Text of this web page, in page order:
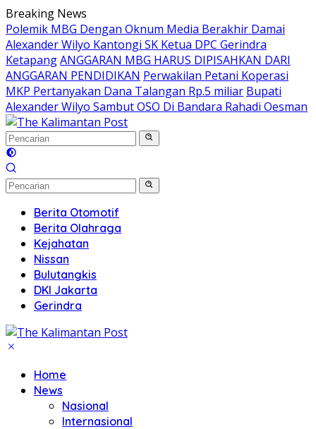
Langsung
ke
konten
Breaking News
Polemik MBG Dengan Oknum Media Berakhir Damai
Alexander Wilyo Kantongi SK Ketua DPC Gerindra
KetapangANGGARAN MBG HARUS DIPISAHKAN DARI
ANGGARAN PENDIDIKAN Perwakilan Petani Koperasi
MKP Pertanyakan Dana Talangan Rp.5 miliar Bupati
Alexander Wilyo Sambut OSO Di Bandara Rahadi Oesman
Berita Otomotif
Berita Olahraga
Kejahatan
Nissan
Bulutangkis
DKI Jakarta
Gerindra
Home
News
Nasional
Internasional